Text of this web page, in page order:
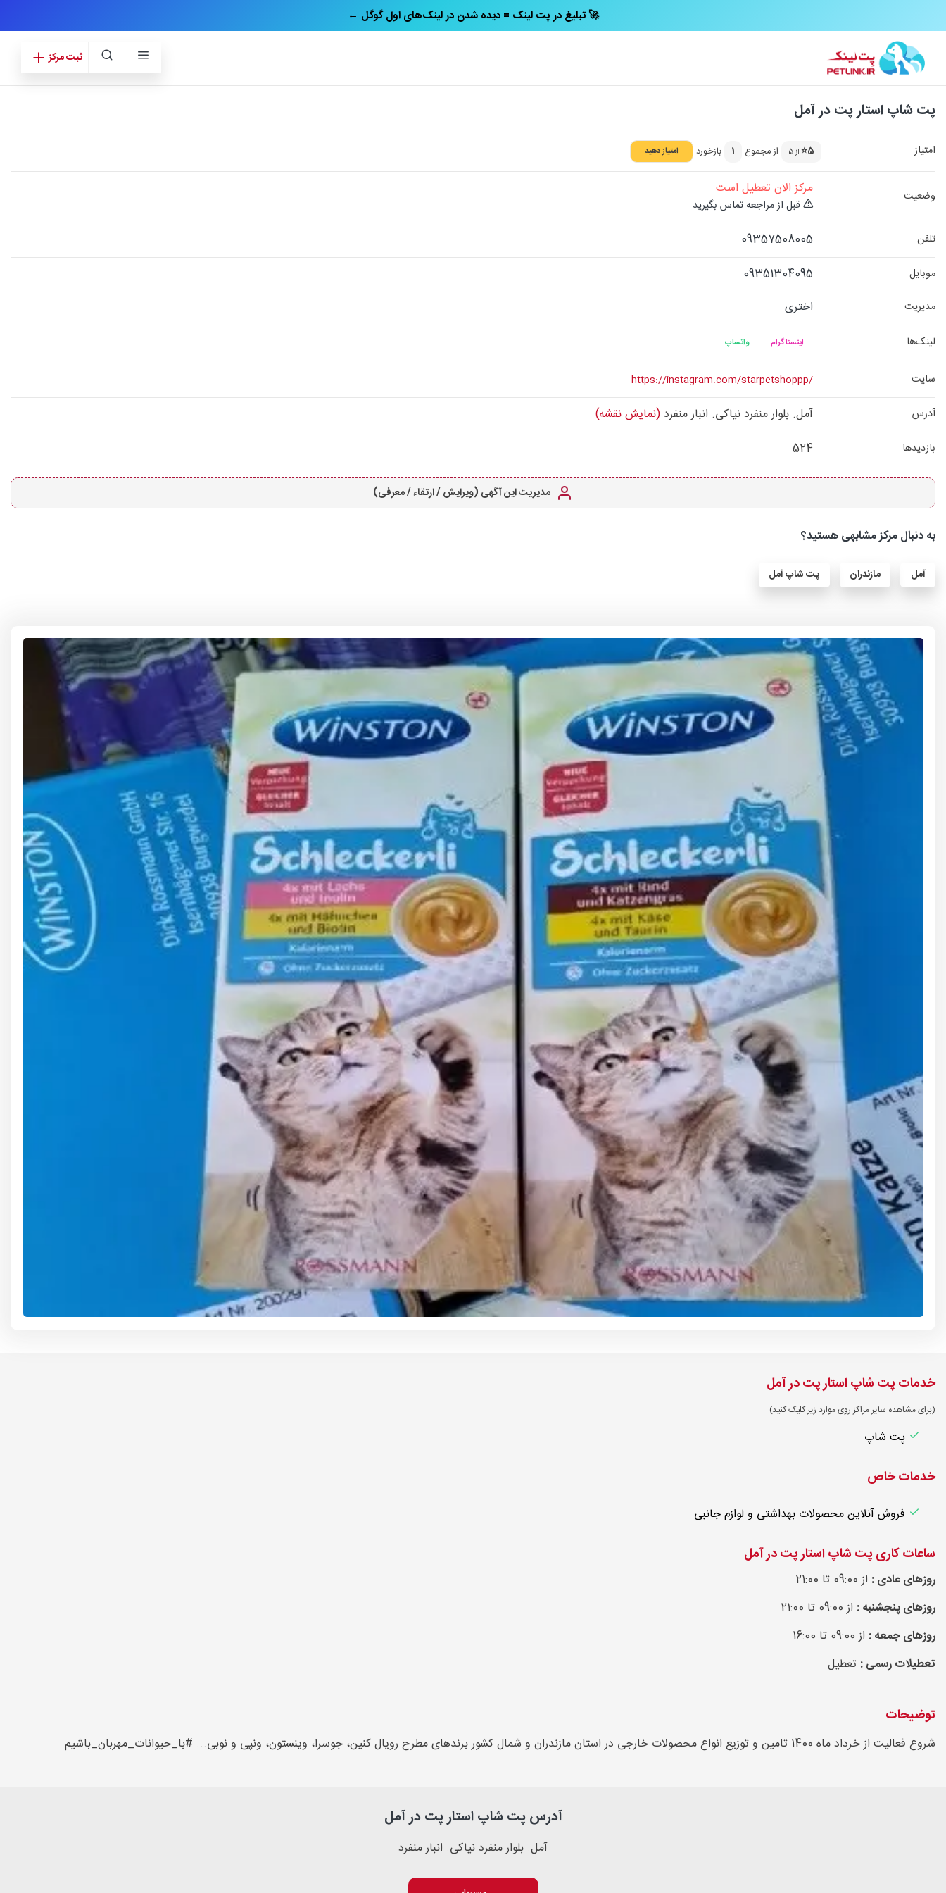
← تبلیغ در پت‌ لینک = دیده شدن در لینک‌های اول گوگل 🚀
ثبت مرکز
پت شاپ استار پت در آمل
امتیاز 5⭐ از 5 از مجموع 1 بازخورد امتیاز دهید
وضعیت مرکز الان تعطیل است
قبل از مراجعه تماس بگیرید
تلفن
09357508005
موبایل 09351304095
مدیریت اختری
لینک‌ها واتساپ اینستاگرام
سایت https://instagram.com/starpetshoppp/
آدرس آمل. بلوار منفرد نیاکی. انبار منفرد(نمایش نقشه)
بازدیدها 524
مدیریت این آگهی (ویرایش / ارتقاء / معرفی)
به دنبال مرکز مشابهی هستید؟
آمل مازندران پت شاپ آمل
خدمات پت شاپ استار پت در آمل
(برای مشاهده سایر مراکز روی موارد زیر کلیک کنید)
پت شاپ
خدمات خاص
فروش آنلاین محصولات بهداشتی و لوازم جانبی
ساعات کاری پت شاپ استار پت در آمل
روزهای عادی : از 09:00 تا 21:00
روزهای پنجشنبه : از 09:00 تا 21:00
روزهای جمعه : از 09:00 تا 16:00
تعطیلات رسمی : تعطیل
توضیحات
شروع فعالیت از خرداد ماه 1400 تامین و توزیع انواع محصولات خارجی در استان مازندران و شمال کشور برندهای مطرح رویال کنین، جوسرا، وینستون، ونپی و نوبی... #با_حیوانات_مهربان_باشیم
آدرس پت شاپ استار پت در آمل
آمل. بلوار منفرد نیاکی. انبار منفرد